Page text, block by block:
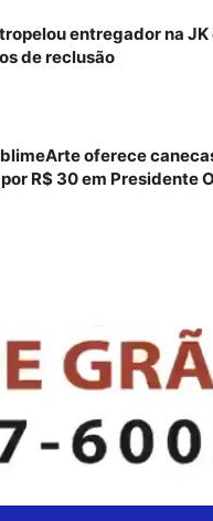
entregador na
de reclusão
oferece
R$ 30 em Presidente